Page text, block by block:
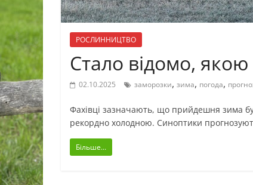
РОСЛИННИЦТВО
Стало відомо, якою
02.10.2025 заморозки, зима, погода,
Фахівці зазначають, що прийдешня зима
рекордно холодною. Синоптики
Більше...